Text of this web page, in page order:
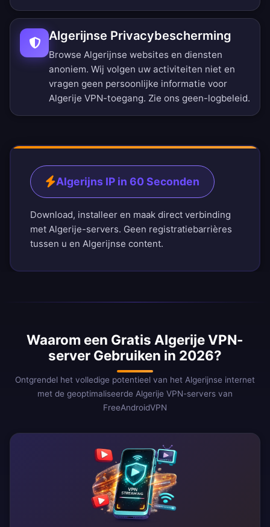
Algerijnse Privacybescherming
Browse Algerijnse websites en diensten
anoniem. Wij volgen uw activiteiten niet en
vragen geen persoonlijke informatie voor
Algerije VPN-toegang. Zie ons geen-logbeleid.
Algerijns IP in 60 Seconden
Download, installeer en maak direct verbinding
met Algerije-servers. Geen registratiebarrières
tussen u en Algerijnse content.
Waarom een Gratis Algerije VPN-
server Gebruiken in 2026?
Ontgrendel het volledige potentieel van het Algerijnse internet
met de geoptimaliseerde Algerije VPN-servers van
FreeAndroidVPN